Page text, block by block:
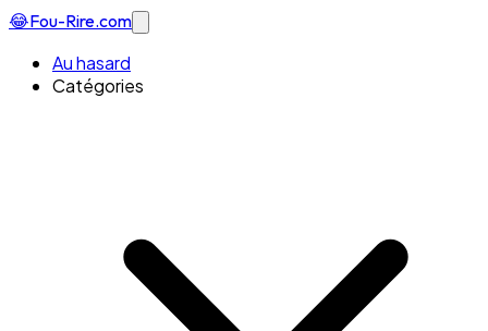
😂Fou-Rire.com
Au hasard
Catégories